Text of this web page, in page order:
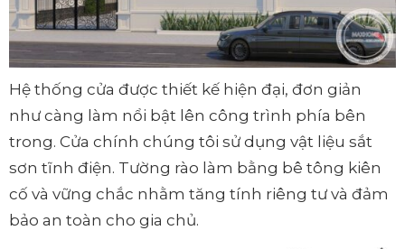
Hệ thống cửa được thiết kế hiện đại, đơn giản
như càng làm nổi bật lên công trình phía bên
trong. Cửa chính chúng tôi sử dụng vật liệu sắt
sơn tĩnh điện. Tường rào làm bằng bê tông kiên
cố và vững chắc nhằm tăng tính riêng tư và đảm
bảo an toàn cho gia chủ.